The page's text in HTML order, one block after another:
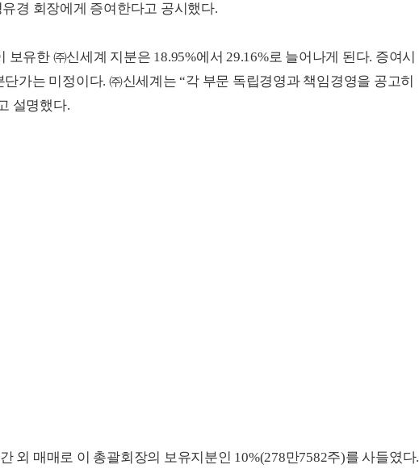
경 회장에게 증여한다고 공시했다.
보유한 ㈜신세계 지분은 18.95%에서 29.16%로 늘어나게 된다. 증여시
단가는 미정이다. ㈜신세계는 “각 부문 독립경영과 책임경영을 공고히
설명했다.
외 매매로 이 총괄회장의 보유지분인 10%(278만7582주)를 사들였다.